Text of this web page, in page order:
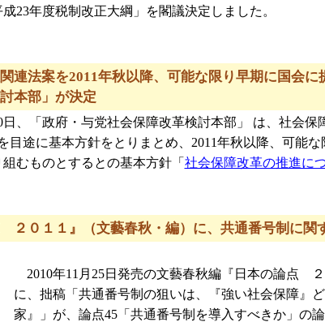
23年度税制改正大綱」を閣議決定しました。
連法案を2011年秋以降、可能な限り早期に国会
本部」が決定
、「政府・与党社会保障改革検討本部」 は、社会保
目途に基本方針をとりまとめ、2011年秋以降、可能
むものとするとの基本方針「 社会保障改革の推進に
２０１１』（文藝春秋・編）に、共通番号制に関
2010年11月25日発売の文藝春秋編『日本の論点
に、拙稿「共通番号制の狙いは、『強い社会保障』
家』」が、論点45「共通番号制を導入すべきか」の